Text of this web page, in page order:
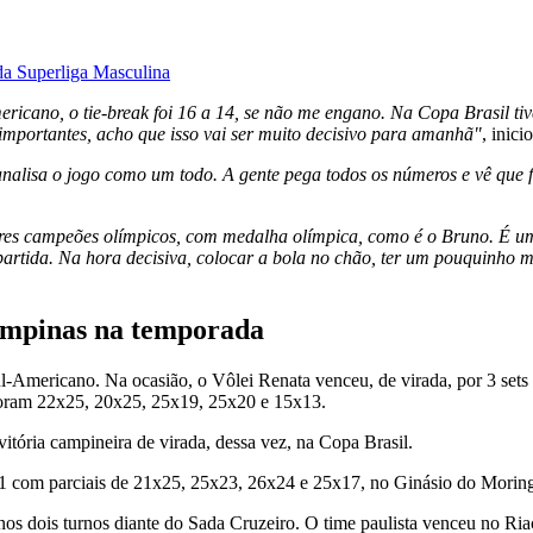
Superliga Masculina
o tie-break foi 16 a 14, se não me engano. Na Copa Brasil
acho que isso vai ser muito decisivo para amanhã",
o jogo como um todo. A gente pega todos os números e vê
campeões olímpicos, com medalha olímpica, como é o Bruno. É
Na hora decisiva, colocar a bola no chão, ter um pouquinho
na temporada
Na ocasião, o Vôlei Renata venceu, de virada, por 3
22x25, 20x25, 25x19, 25x20 e 15x13.
campineira de virada, dessa vez, na Copa Brasil.
com parciais de 21x25, 25x23, 26x24 e 25x17, no Ginásio do
dois turnos diante do Sada Cruzeiro. O time paulista venceu no